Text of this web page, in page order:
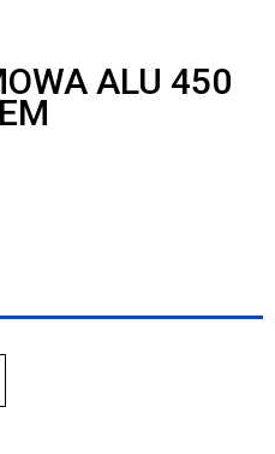
ALU 450